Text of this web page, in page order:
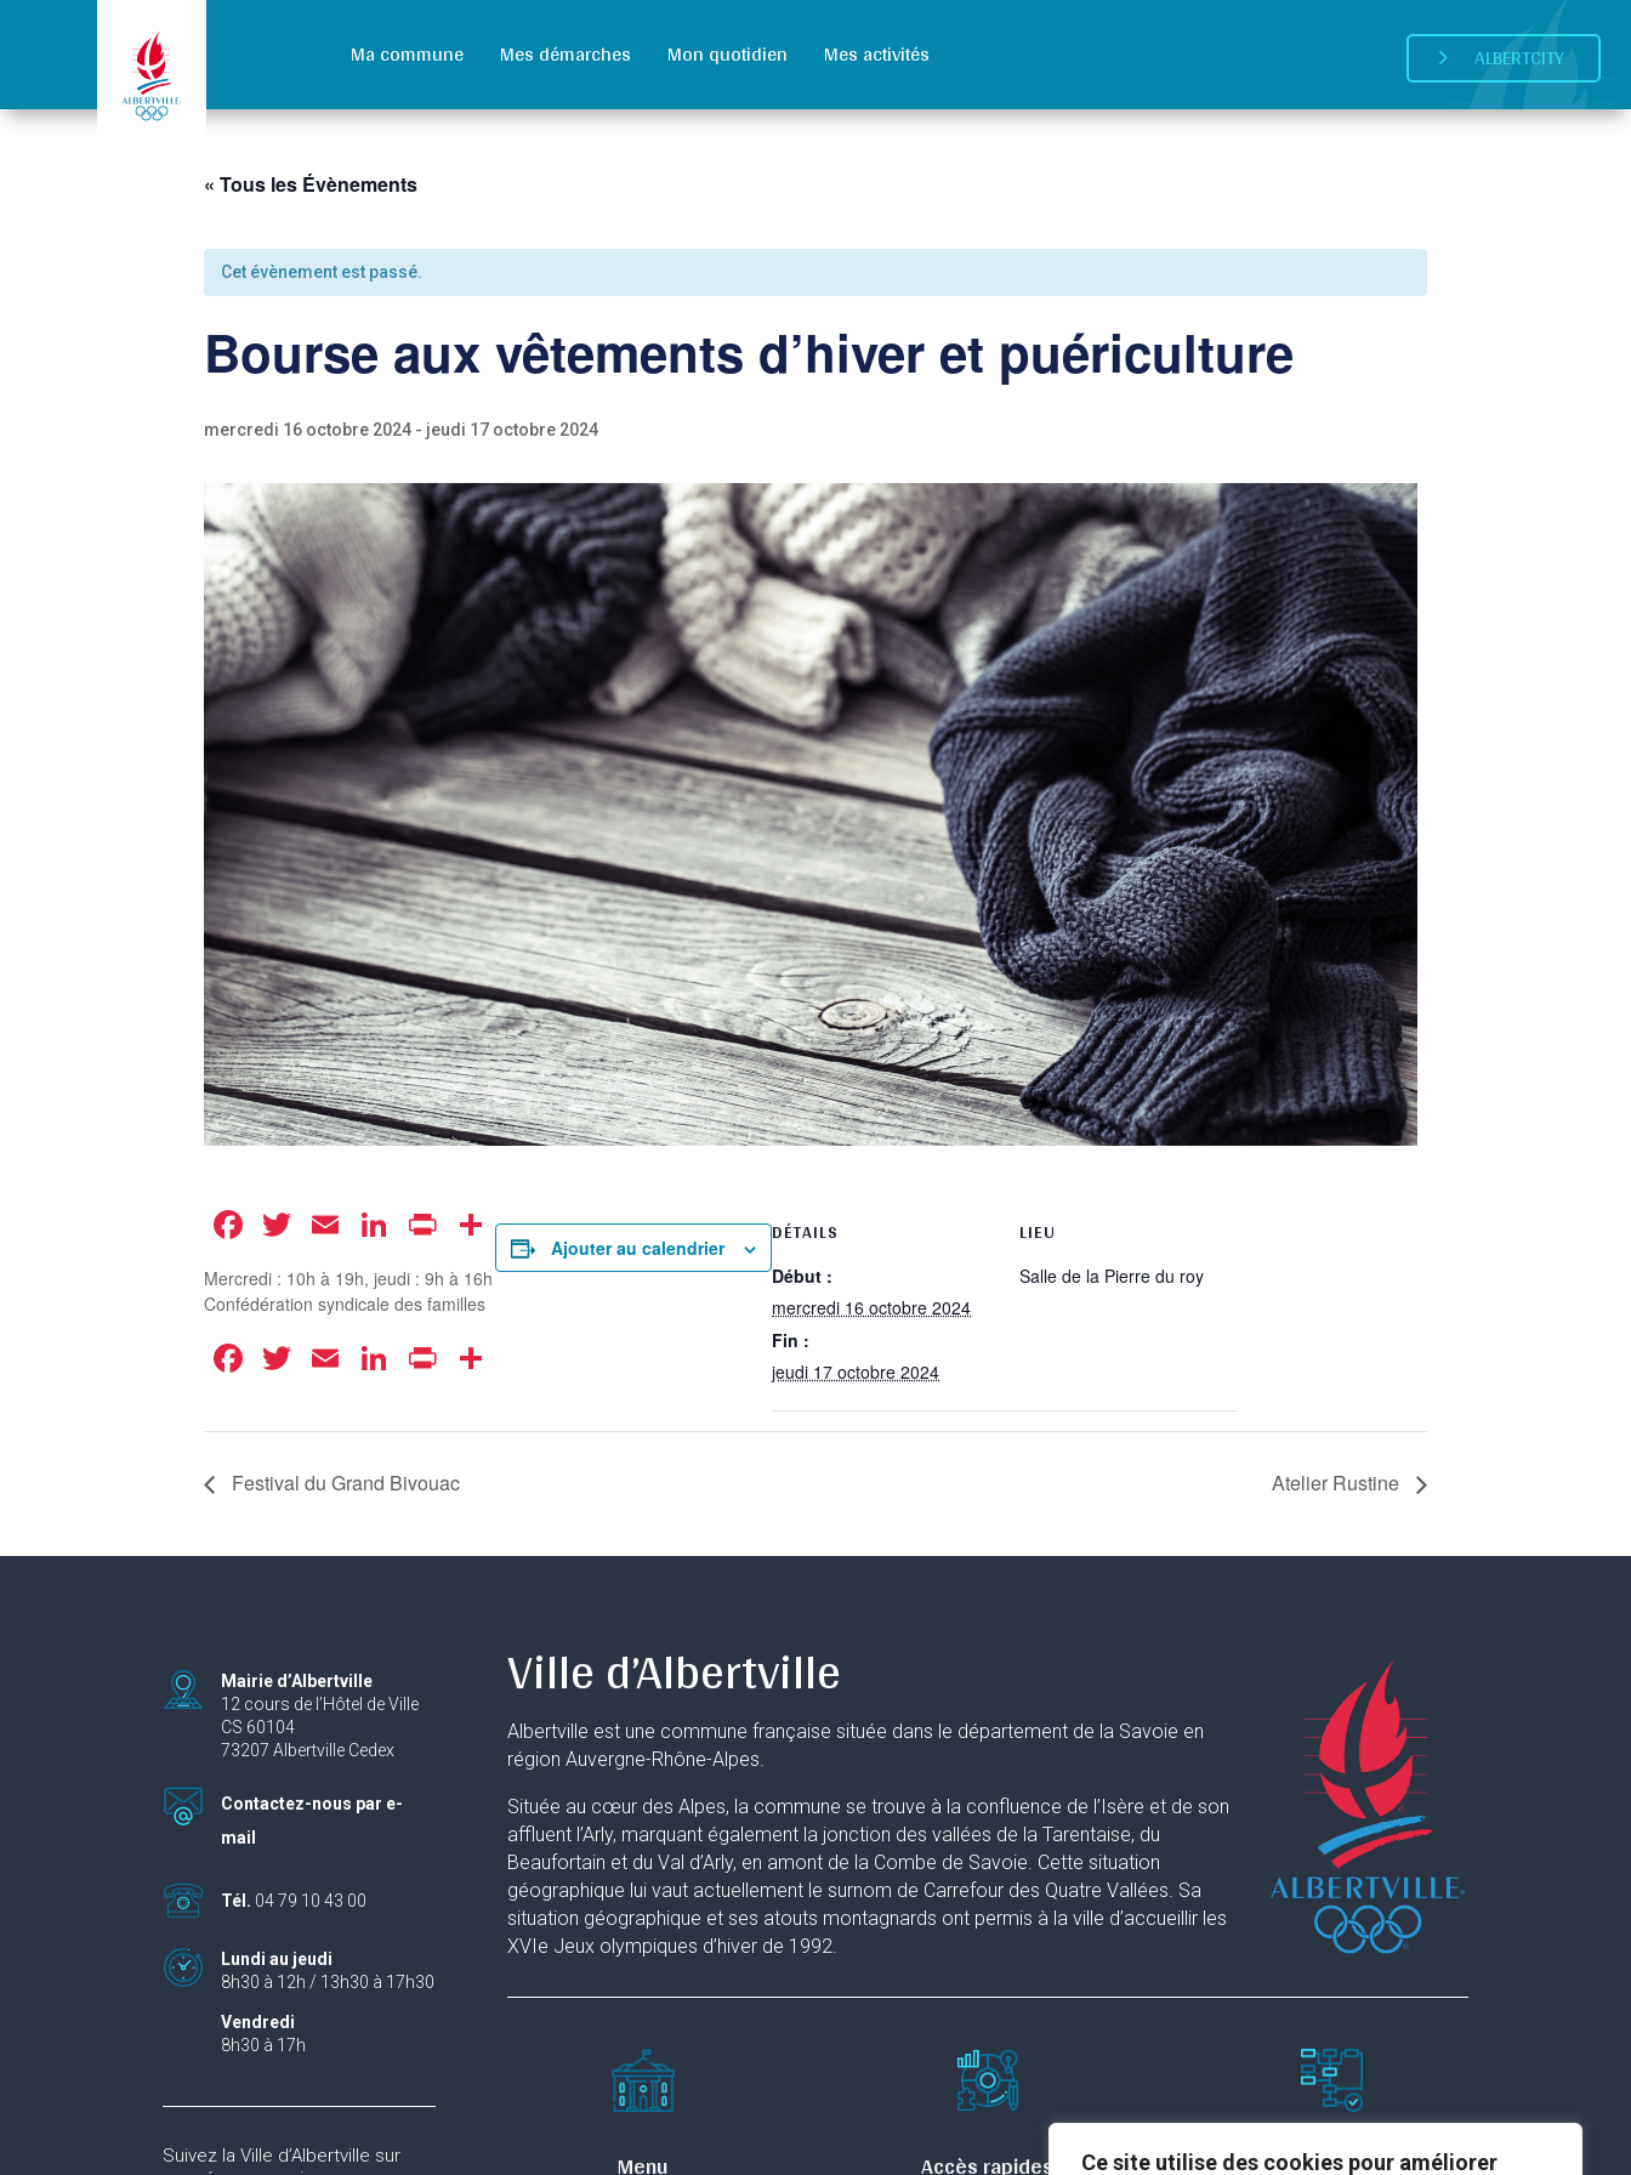
Ce site utilise des cookies pour améliorer
Ma commune Mes démarches Mon quotidien Mes activités 5 ALBERTCITY
« Tous les Évènements
Cet évènement est passé.
Bourse aux vêtements d’hiver et puériculture
mercredi 16 octobre 2024 - jeudi 17 octobre 2024
Facebook
Twitter
EmailLinkedIn
PrintPartager
Mercredi : 10h à 19h, jeudi : 9h à 16h
Confédération syndicale des familles
Facebook
Twitter
EmailLinkedIn
Print
Ajouter au calendrier DÉTAILS
Début :
mercredi 16 octobre 2024
Fin :
jeudi 17 octobre 2024
LIEU
Salle de la Pierre du roy
Festival du Grand Bivouac Atelier Rustine
Mairie d’Albertville
12 cours de l’Hôtel de Ville
CS 60104
73207 Albertville Cedex
Contactez-nous par e-
mail
Tél. 04 79 10 43 00
Lundi au jeudi
8h30 à 12h / 13h30 à 17h30
Vendredi
8h30 à 17h
Suivez la Ville d’Albertville sur
Ville d’Albertville
Albertville est une commune française située dans le département de la Savoie en
région Auvergne-Rhône-Alpes.
Située au cœur des Alpes, la commune se trouve à la confluence de l’Isère et de son
affluent l’Arly, marquant également la jonction des vallées de la Tarentaise, du
Beaufortain et du Val d’Arly, en amont de la Combe de Savoie. Cette situation
géographique lui vaut actuellement le surnom de Carrefour des Quatre Vallées. Sa
situation géographique et ses atouts montagnards ont permis à la ville d’accueillir les
XVIe Jeux olympiques d’hiver de 1992.
Menu Accès rapides Paramètres du site